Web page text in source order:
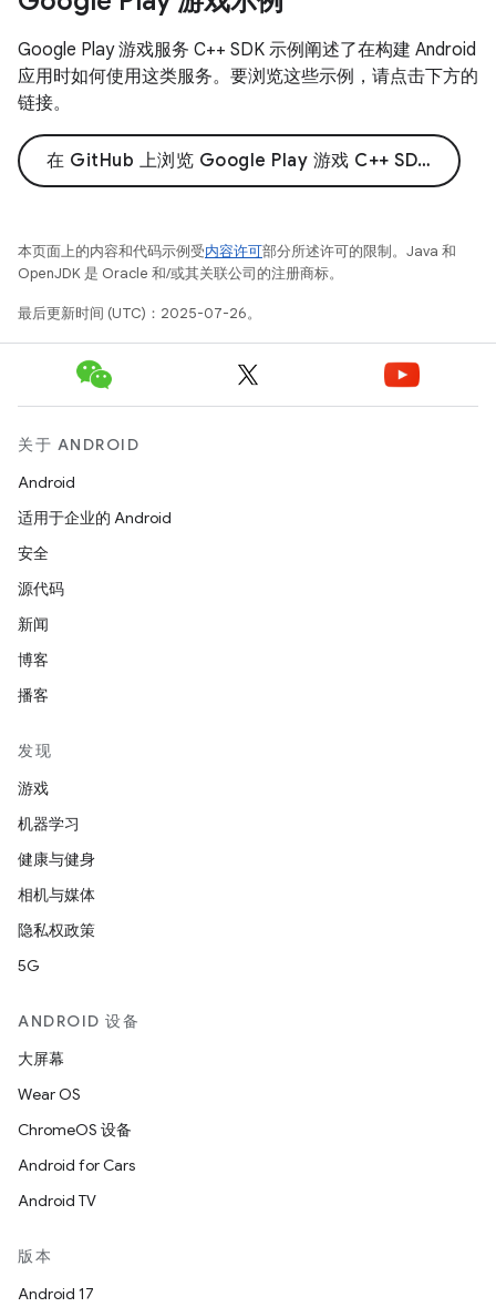
Google Play 游戏服务 C++ SDK 示例阐述了在构建 Android
应用时如何使用这类服务。要浏览这些示例，请点击下方的
链接。
在 GitHub 上浏览 Google Play 游戏 C++ SDK 示例
本页面上的内容和代码示例受内容许可部分所述许可的限制。Java 和
OpenJDK 是 Oracle 和/或其关联公司的注册商标。
最后更新时间 (UTC)：2025-07-26。
关于 ANDROID
Android
适用于企业的 Android
安全
源代码
新闻
博客
播客
发现
游戏
机器学习
健康与健身
相机与媒体
隐私权政策
5G
ANDROID 设备
大屏幕
Wear OS
ChromeOS 设备
Android for Cars
Android TV
版本
Android 17